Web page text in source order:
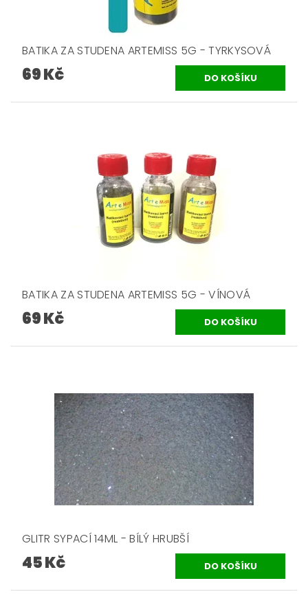
BATIKA ZA STUDENA ARTEMISS 5G - TYRKYSOVÁ
69 Kč
BATIKA ZA STUDENA ARTEMISS 5G - VÍNOVÁ
69 Kč
GLITR SYPACÍ 14ML - BÍLÝ HRUBŠÍ
45 Kč